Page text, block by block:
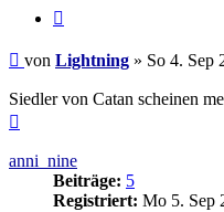
Beitrag
von Lightning » So 4. Sep
Siedler von Catan scheinen
anni_nine
Beiträge: 5
Registriert: Mo 5. Sep